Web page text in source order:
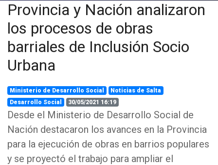
Provincia y Nación analizaron
los procesos de obras
barriales de Inclusión Socio
Urbana
Ministerio de Desarrollo Social
Noticias de Salta
Desarrollo Social
30/05/2021 16:19
Desde el Ministerio de Desarrollo Social de
Nación destacaron los avances en la Provincia
para la ejecución de obras en barrios populares
y se proyectó el trabajo para ampliar el